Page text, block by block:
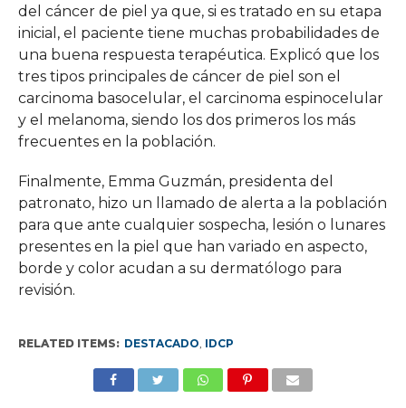
del cáncer de piel ya que, si es tratado en su etapa
inicial, el paciente tiene muchas probabilidades de
una buena respuesta terapéutica. Explicó que los
tres tipos principales de cáncer de piel son el
carcinoma basocelular, el carcinoma espinocelular
y el melanoma, siendo los dos primeros los más
frecuentes en la población.
Finalmente, Emma Guzmán, presidenta del
patronato, hizo un llamado de alerta a la población
para que ante cualquier sospecha, lesión o lunares
presentes en la piel que han variado en aspecto,
borde y color acudan a su dermatólogo para
revisión.
RELATED ITEMS: DESTACADO, IDCP